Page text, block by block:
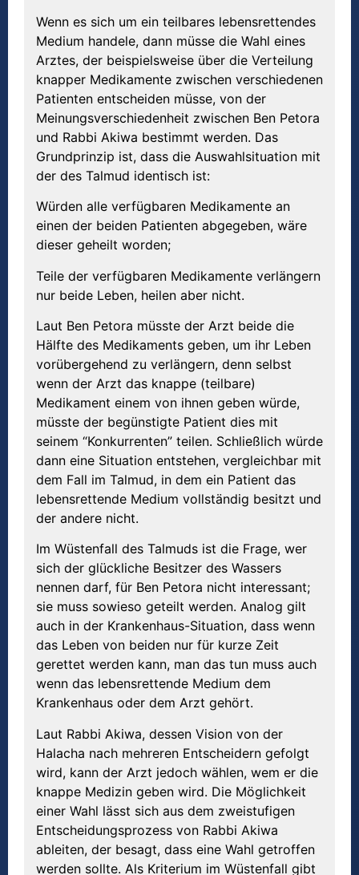
Wenn es sich um ein teilbares lebensrettendes
Medium handele, dann müsse die Wahl eines
Arztes, der beispielsweise über die Verteilung
knapper Medikamente zwischen verschiedenen
Patienten entscheiden müsse, von der
Meinungsverschiedenheit zwischen Ben Petora
und Rabbi Akiwa bestimmt werden. Das
Grundprinzip ist, dass die Auswahlsituation mit
der des Talmud identisch ist:
Würden alle verfügbaren Medikamente an
einen der beiden Patienten abgegeben, wäre
dieser geheilt worden;
Teile der verfügbaren Medikamente verlängern
nur beide Leben, heilen aber nicht.
Laut Ben Petora müsste der Arzt beide die
Hälfte des Medikaments geben, um ihr Leben
vorübergehend zu verlängern, denn selbst
wenn der Arzt das knappe (teilbare)
Medikament einem von ihnen geben würde,
müsste der begünstigte Patient dies mit
seinem “Konkurrenten” teilen. Schließlich würde
dann eine Situation entstehen, vergleichbar mit
dem Fall im Talmud, in dem ein Patient das
lebensrettende Medium vollständig besitzt und
der andere nicht.
Im Wüstenfall des Talmuds ist die Frage, wer
sich der glückliche Besitzer des Wassers
nennen darf, für Ben Petora nicht interessant;
sie muss sowieso geteilt werden. Analog gilt
auch in der Krankenhaus-Situation, dass wenn
das Leben von beiden nur für kurze Zeit
gerettet werden kann, man das tun muss auch
wenn das lebensrettende Medium dem
Krankenhaus oder dem Arzt gehört.
Laut Rabbi Akiwa, dessen Vision von der
Halacha nach mehreren Entscheidern gefolgt
wird, kann der Arzt jedoch wählen, wem er die
knappe Medizin geben wird. Die Möglichkeit
einer Wahl lässt sich aus dem zweistufigen
Entscheidungsprozess von Rabbi Akiwa
ableiten, der besagt, dass eine Wahl getroffen
werden sollte. Als Kriterium im Wüstenfall gibt